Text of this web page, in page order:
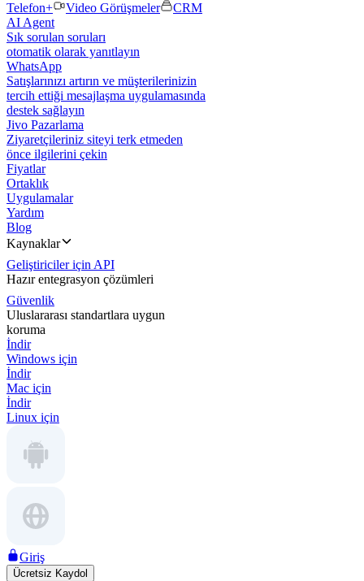
Telefon+
Video Görüşmeler
CRM
AI Agent
Sık sorulan soruları
otomatik olarak yanıtlayın
WhatsApp
Satışlarınızı artırın ve müşterilerinizin
tercih ettiği mesajlaşma uygulamasında
destek sağlayın
Jivo Pazarlama
Ziyaretçileriniz siteyi terk etmeden
önce ilgilerini çekin
Fiyatlar
Ortaklık
Uygulamalar
Yardım
Blog
Kaynaklar
Geliştiriciler için API
Hazır entegrasyon çözümleri
Güvenlik
Uluslararası standartlara uygun
koruma
İndir
Windows için
İndir
Mac için
İndir
Linux için
Giriş
Ücretsiz Kaydol